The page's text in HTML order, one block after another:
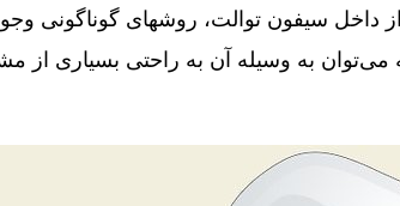
از داخل سیفون توالت، روشهای گوناگونی
به وسیله آن به راحتی بسیاری از